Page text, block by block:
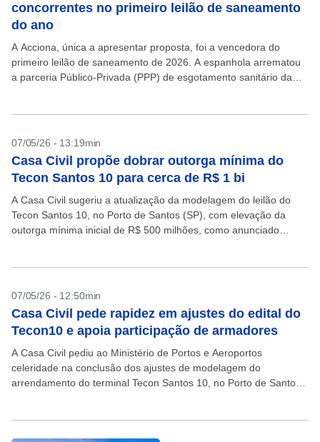
concorrentes no primeiro leilão de saneamento
do ano
A Acciona, única a apresentar proposta, foi a vencedora do
primeiro leilão de saneamento de 2026. A espanhola arrematou
a parceria Público-Privada (PPP) de esgotamento sanitário da
07/05/26 - 13:19min
Casa Civil propõe dobrar outorga mínima do
Tecon Santos 10 para cerca de R$ 1 bi
A Casa Civil sugeriu a atualização da modelagem do leilão do
Tecon Santos 10, no Porto de Santos (SP), com elevação da
outorga mínima inicial de R$ 500 milhões, como anunciado
07/05/26 - 12:50min
Casa Civil pede rapidez em ajustes do edital do
Tecon10 e apoia participação de armadores
A Casa Civil pediu ao Ministério de Portos e Aeroportos
celeridade na conclusão dos ajustes de modelagem do
arrendamento do terminal Tecon Santos 10, no Porto de Santos